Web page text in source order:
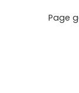
Page